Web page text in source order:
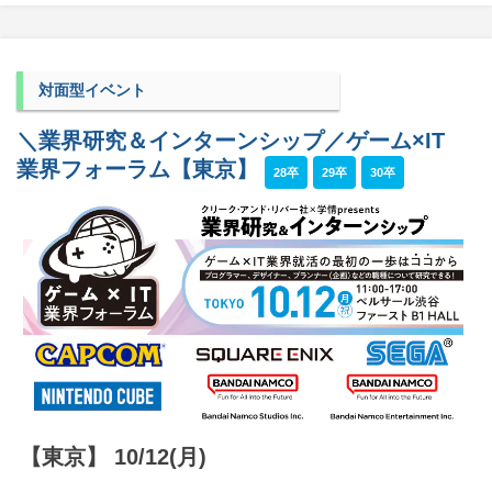
対面型イベント
＼業界研究＆インターンシップ／ゲーム×IT
業界フォーラム【東京】
28卒 29卒 30卒
【東京】 10/12(月)